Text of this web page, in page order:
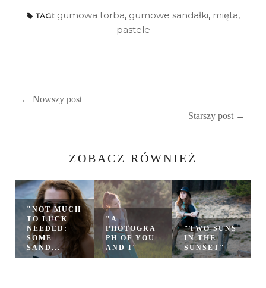
TAGI: gumowa torba, gumowe sandałki, mięta,
pastele
← Nowszy post
Starszy post →
ZOBACZ RÓWNIEŻ
"NOT MUCH
TO LUCK
NEEDED:
SOME
SAND...
"A
PHOTOGRA
PH OF YOU
AND I"
"TWO SUNS
IN THE
SUNSET"